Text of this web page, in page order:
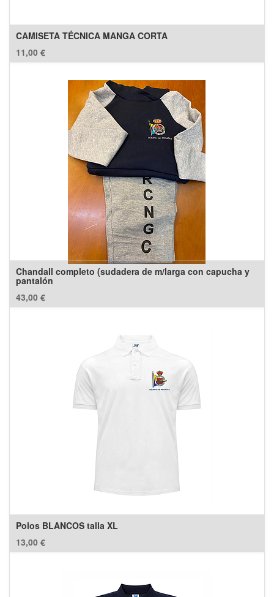
CAMISETA TÉCNICA MANGA CORTA
11,00 €
Chandall completo (sudadera de m/larga con capucha y
pantalón
43,00 €
Polos BLANCOS talla XL
13,00 €